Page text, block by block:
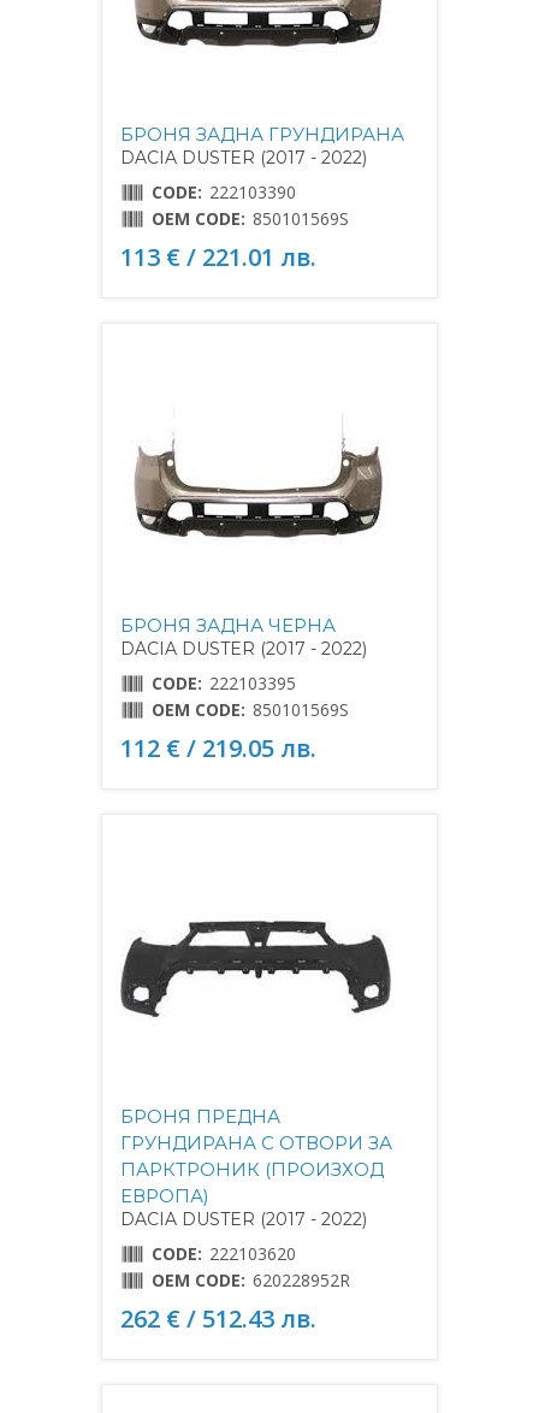
БРОНЯ ЗАДНА ГРУНДИРАНА
DACIA DUSTER (2017 - 2022)
CODE: 222103390
OEM CODE: 850101569S
113 € / 221.01 лв.
БРОНЯ ЗАДНА ЧЕРНА
DACIA DUSTER (2017 - 2022)
CODE: 222103395
OEM CODE: 850101569S
112 € / 219.05 лв.
БРОНЯ ПРЕДНА
ГРУНДИРАНА С ОТВОРИ ЗА
ПАРКТРОНИК (ПРОИЗХОД
ЕВРОПА)
DACIA DUSTER (2017 - 2022)
CODE: 222103620
OEM CODE: 620228952R
262 € / 512.43 лв.